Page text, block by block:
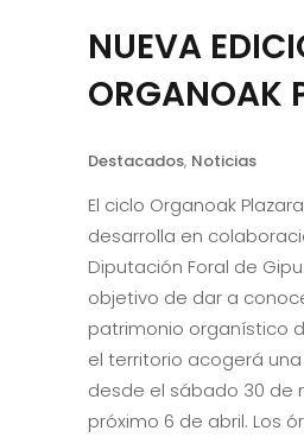
NUEVA
ORGANOAK
Destacados, Noticias
El ciclo Organoak
desarrolla en
Diputación Foral de
objetivo de dar a
patrimonio organístico
el territorio acogerá
desde el sábado 30 de
próximo 6 de abril. Los